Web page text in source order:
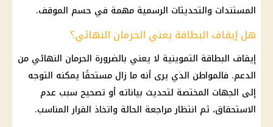
المستندات والتحديثات الرسمية مهمة في حسم الموقف.
هل إيقاف البطاقة يعني الحرمان النهائي؟
إيقاف البطاقة التموينية لا يعني بالضرورة الحرمان النهائي من
الدعم. فالمواطن الذي يرى أنه ما زال مستحقًا يمكنه التوجه
إلى الجهات المختصة لتحديث بياناته أو تصحيح سبب عدم
الاستحقاق، ثم انتظار مراجعة الحالة واتخاذ القرار المناسب.